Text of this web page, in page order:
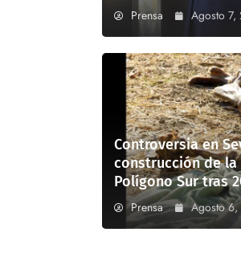
Prensa Agosto 7,
Controversia en
construcción de la
Polígono Sur tras
Prensa Agosto